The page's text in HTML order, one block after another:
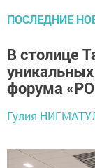
ПОСЛЕДНИЕ
В столице
форума
Гулия